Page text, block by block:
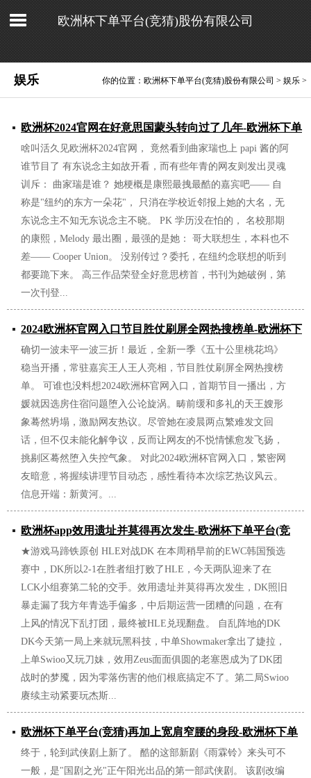
欧洲杯下单平台(竞猜)股份有限公司
娱乐 你的位置： 欧洲杯下单平台(竞猜)股份有限公司 > 娱乐 >
欧洲杯2024官网在好意思国蒙头转向过了几年-欧洲杯下单
平台(竞猜)股份有限公司
啥叫活久见欧洲杯2024官网， 竟然看到曲家瑞也上 papi 酱的阿
谁节目了 有东说念主如故开看，而有些年青的网友则发出灵魂
训斥： 曲家瑞是谁？ 她梗概是康熙最拽最酷的嘉宾吧—— 自
称是"纽约的东方一朵花"， 只消在学校近邻报上她的大名，无
东说念主不知无东说念主不晓。 PK 学历没在怕的， 名校那期
的康熙，Melody 最出圈，最强的是她： 哥大联想生，本科也不
差—— Cooper Union。 没别传过？委托，在纽约念联想的听到
都要跪下来。 高三作品荣登全好意思榜首，书刊为她破例，第
一次刊登...
2024欧洲杯官网入口节目胜仗刷屏全网热搜榜单-欧洲杯下
单平台(竞猜)股份有限公司
确切一波未平一波三折！最近，全新一季《五十公里桃花坞》
稳当开播，常驻嘉宾王人王人亮相，节目胜仗刷屏全网热搜榜
单。 可谁也没料想2024欧洲杯官网入口，首期节目一播出，方
媛就因选房住宿问题堕入公论旋涡。畴前缓和多礼的天王嫂形
象蓦然坍塌，激励网友热议。尽管她在凌晨两点繁难发文回
话，但不仅未能化解争议，反而让网友的不悦情愫愈发飞扬，
挑剔区蓦然堕入失控气象。 对此2024欧洲杯官网入口，繁密网
友暗意，将握续讲理节目动态，感性看待本次综艺热议风云。
信息开端：新黄河。...
欧洲杯app效用遗址并莫得再次发生-欧洲杯下单平台(竞
猜)股份有限公司
★游戏马蹄铁原创 HLE对战DK 在本周稍早前的EWC韩国预选
赛中，DK所以2-1在胜者组打败了HLE，今天两队迎来了在
LCK小组赛第二轮的交手。效用遗址并莫得再次发生，DK照旧
暴走漏了我方年青选手偏多，中后期运营一团糟的问题，在有
上风的情况下乱打团，最终被HLE兑现翻盘。 自乱阵地的DK
DK今天第一局上来就玩黑科技，中单Showmaker拿出了婕拉，
上单Swioo又玩刀妹，效用Zeus面面俱圆的老塞恩成为了DK团
战时的梦魇，因为零落伤害的他们根底搞定不了。第二局Swioo
赓续主动紧要玩杰斯...
欧洲杯下单平台(竞猜)再加上宽肩窄腰的身段-欧洲杯下单
平台(竞猜)股份有限公司
终于，轮到武侠剧上新了。 酷的这部新剧《雨霖铃》来头可不
一般，是"国剧之光"正午阳光出品的第一部武侠剧。 该剧改编